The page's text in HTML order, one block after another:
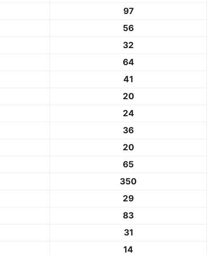
97
56
32
64
41
20
24
36
20
65
350
29
83
31
14